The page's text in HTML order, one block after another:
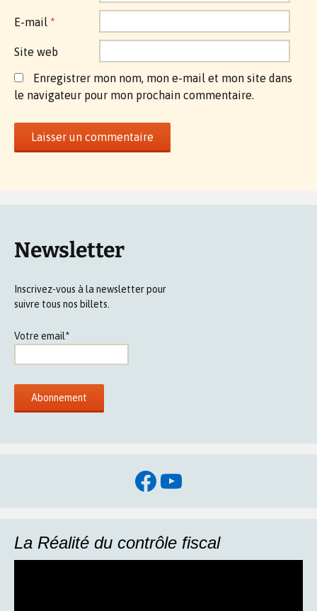
E-mail *
Site web
Enregistrer mon nom, mon e-mail et mon site dans
le navigateur pour mon prochain commentaire.
Newsletter
Inscrivez-vous à la newsletter pour
suivre tous nos billets.
Votre email*
Facebook
YouTube
La Réalité du contrôle fiscal